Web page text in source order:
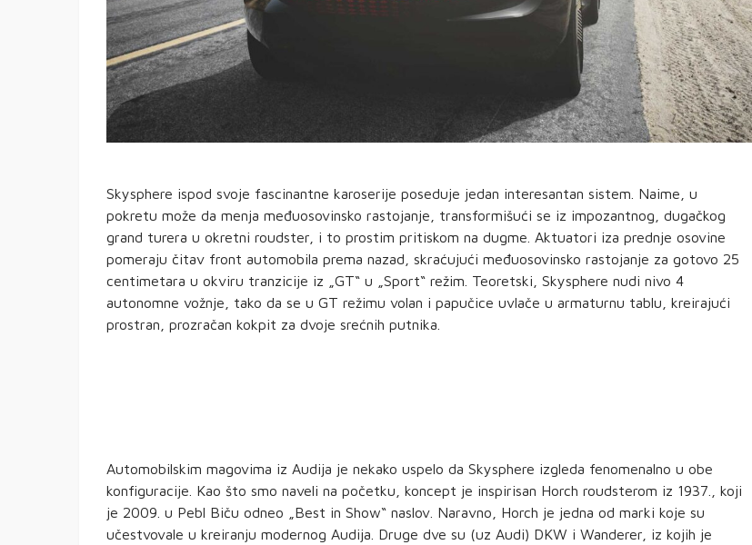
Skysphere ispod svoje fascinantne karoserije poseduje jedan interesantan sistem. Naime, u
pokretu može da menja međuosovinsko rastojanje, transformišući se iz impozantnog, dugačkog
grand turera u okretni roudster, i to prostim pritiskom na dugme. Aktuatori iza prednje osovine
pomeraju čitav front automobila prema nazad, skraćujući međuosovinsko rastojanje za gotovo 25
centimetara u okviru tranzicije iz „GT“ u „Sport“ režim. Teoretski, Skysphere nudi nivo 4
autonomne vožnje, tako da se u GT režimu volan i papučice uvlače u armaturnu tablu, kreirajući
prostran, prozračan kokpit za dvoje srećnih putnika.
Automobilskim magovima iz Audija je nekako uspelo da Skysphere izgleda fenomenalno u obe
konfiguracije. Kao što smo naveli na početku, koncept je inspirisan Horch roudsterom iz 1937., koji
je 2009. u Pebl Biču odneo „Best in Show“ naslov. Naravno, Horch je jedna od marki koje su
učestvovale u kreiranju modernog Audija. Druge dve su (uz Audi) DKW i Wanderer, iz kojih je